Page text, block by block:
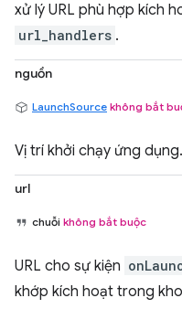
xử lý URL phù hợp kích
url_handlers .
nguồn
LaunchSource không bắt
Vị trí khởi chạy ứng dụng.
url
chuỗi không bắt buộc
URL cho sự kiện
khớp kích hoạt trong